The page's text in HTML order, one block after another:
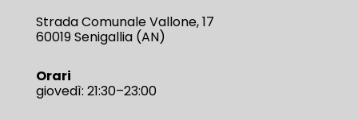
Strada Comunale Vallone, 17
60019 Senigallia (AN)
Orari
giovedì: 21:30–23:00